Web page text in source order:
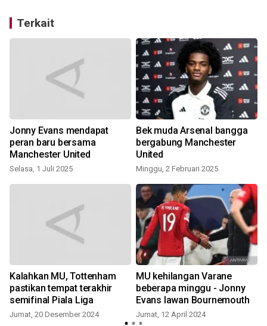
Terkait
Jonny Evans mendapat
peran baru bersama
Manchester United
Selasa, 1 Juli 2025
Bek muda Arsenal bangga
bergabung Manchester
United
Minggu, 2 Februari 2025
Kalahkan MU, Tottenham
pastikan tempat terakhir
semifinal Piala Liga
Jumat, 20 Desember 2024
MU kehilangan Varane
beberapa minggu - Jonny
Evans lawan Bournemouth
Jumat, 12 April 2024